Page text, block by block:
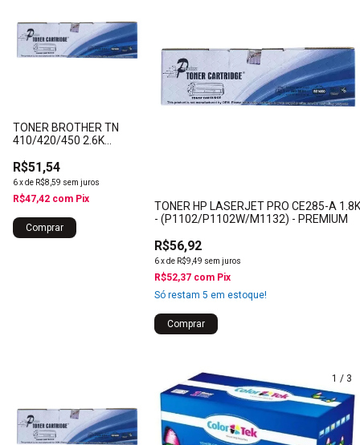
TONER BROTHER TN
410/420/450 2.6K
R$51,54
6xde R$8,59 sem juros
R$47,42 com Pix
TONER HP LASERJET PRO CE285-A 1.8K
- (P1102/P1102W/M1132) - PREMIUM
R$56,92
6xde R$9,49 sem juros
R$52,37 com Pix
Só restam 5 em estoque!
1 / 3